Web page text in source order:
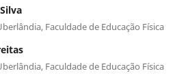
Faculdade de Educação Física
Faculdade de Educação Física